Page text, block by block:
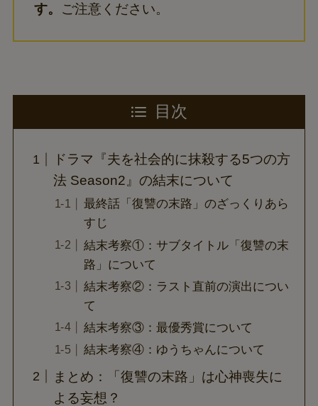
す。 ご注意ください。
目次
ドラマ『夫を社会的に抹殺する5つの方
法 Season2』の結末について
最終話「復讐の末路」のざっくりあら
すじ
結末考察①：サブタイトル「復讐の末
路」について
結末考察②：ラスト直前の演出につい
て
結末考察③：最優秀賞について
結末考察④：ゆうちゃんについて
まとめ：「復讐の末路」は心神喪失に
よる妄想？